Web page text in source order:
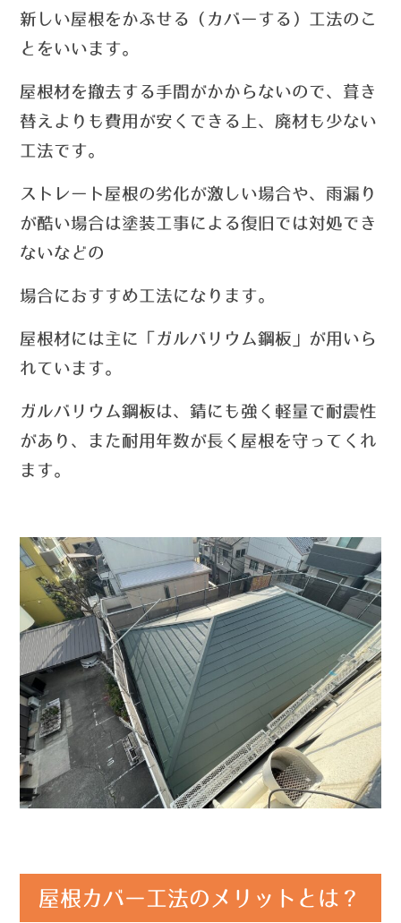
新しい屋根をかぶせる（カバーする）工法のこ
とをいいます。
屋根材を撤去する手間がかからないので、葺き
替えよりも費用が安くできる上、 廃材も少ない
工法です。
ストレート屋根の劣化が激しい場合や、雨漏り
が酷い場合は塗装工事による復旧では対処でき
ないなどの
場合におすすめ工法になります。
屋根材には主に「ガルバリウム鋼板」が用いら
れています。
ガルバリウム鋼板は、錆にも強く軽量で耐震性
があり、また耐用年数が長く屋根を守ってくれ
ます。
屋根カバー工法のメリットとは？